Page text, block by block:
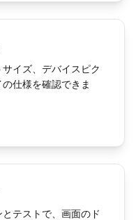
イズ、デバイスピク
仕様を確認できま
テストで、画面のド